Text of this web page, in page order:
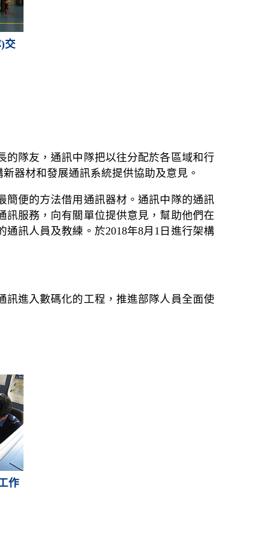
交
的隊友，通訊中隊把以往分配於各區域和行
器材和發展通訊系統提供協助及意見。
便的方法借用通訊器材。通訊中隊的通訊
服務，向有關單位提供意見，幫助他們在
訊人員及教練。於2018年8月1日進行架構
訊進入數碼化的工程，推進部隊人員全面使
作